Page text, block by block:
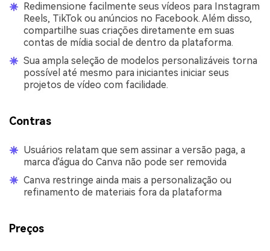
Redimensione facilmente seus vídeos para Instagram
Reels, TikTok ou anúncios no Facebook. Além disso,
compartilhe suas criações diretamente em suas
contas de mídia social de dentro da plataforma.
Sua ampla seleção de modelos personalizáveis torna
possível até mesmo para iniciantes iniciar seus
projetos de vídeo com facilidade.
Contras
Usuários relatam que sem assinar a versão paga, a
marca d'água do Canva não pode ser removida
Canva restringe ainda mais a personalização ou
refinamento de materiais fora da plataforma
Preços